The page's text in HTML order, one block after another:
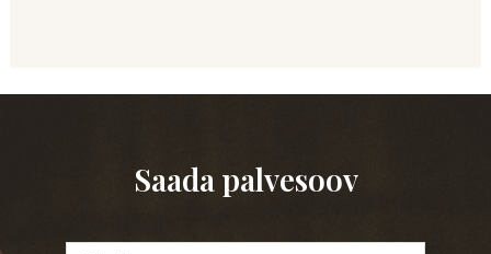
Saada palvesoov